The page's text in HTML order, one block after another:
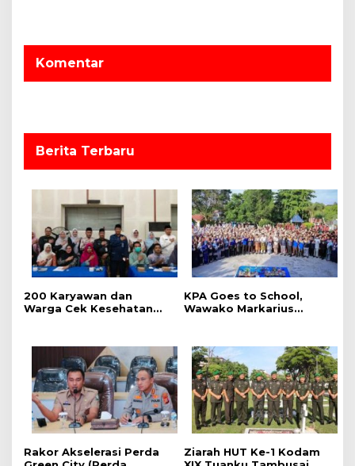
i
pKomentar
Berita Terbaru
‎200 Karyawan dan
Warga Cek Kesehatan
‎KPA Goes to School,
‎Wawako Markarius
Kalangan Pelajar
Rakor Akselerasi Perda
Ziarah HUT Ke-1 Kodam